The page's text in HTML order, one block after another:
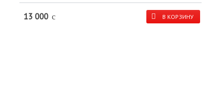
13 000 c В КОРЗИНУ